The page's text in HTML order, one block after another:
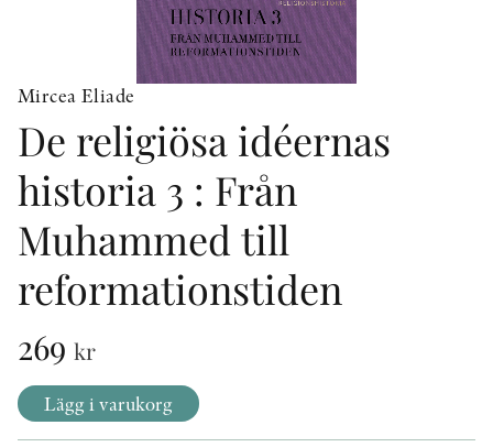
STOLPE STORIES
ÖVRIGA FORMAT
PEER REVIEW-PROCESSEN
Mircea Eliade
De religiösa idéernas
historia 3 : Från
Muhammed till
reformationstiden
269 kr
Lägg i varukorg